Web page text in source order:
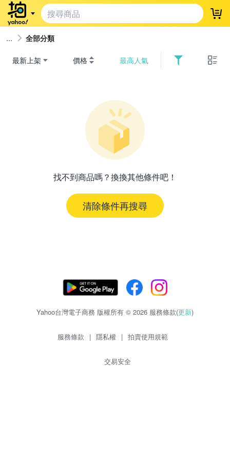
登
全部分類
最新上架 價格 最高人氣
找不到商品嗎？換換其他條件吧！
清除條件再搜尋
Yahoo台灣電子商務 版權所有 © 2026 服務條款(更新)
服務條款 | 隱私權 | 拍賣使用規範
交易安全